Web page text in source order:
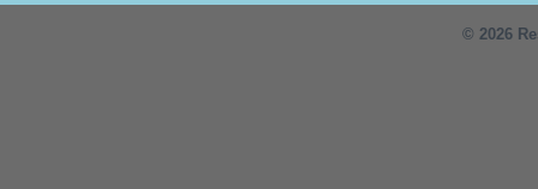
© 2026